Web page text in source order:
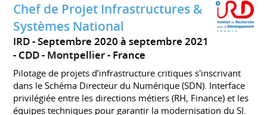
Chef de Projet Infrastructures &
Systèmes National
IRD
Septembre 2020 à septembre 2021
CDD
Montpellier France
Pilotage de projets d’infrastructure critiques s'inscrivant
dans le Schéma Directeur du Numérique (SDN). Interface
privilégiée entre les directions métiers (RH, Finance) et les
équipes techniques pour garantir la modernisation du SI.